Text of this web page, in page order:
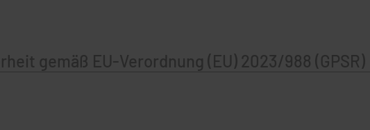
gemäß EU-Verordnung (EU) 2023/988 (GPSR)